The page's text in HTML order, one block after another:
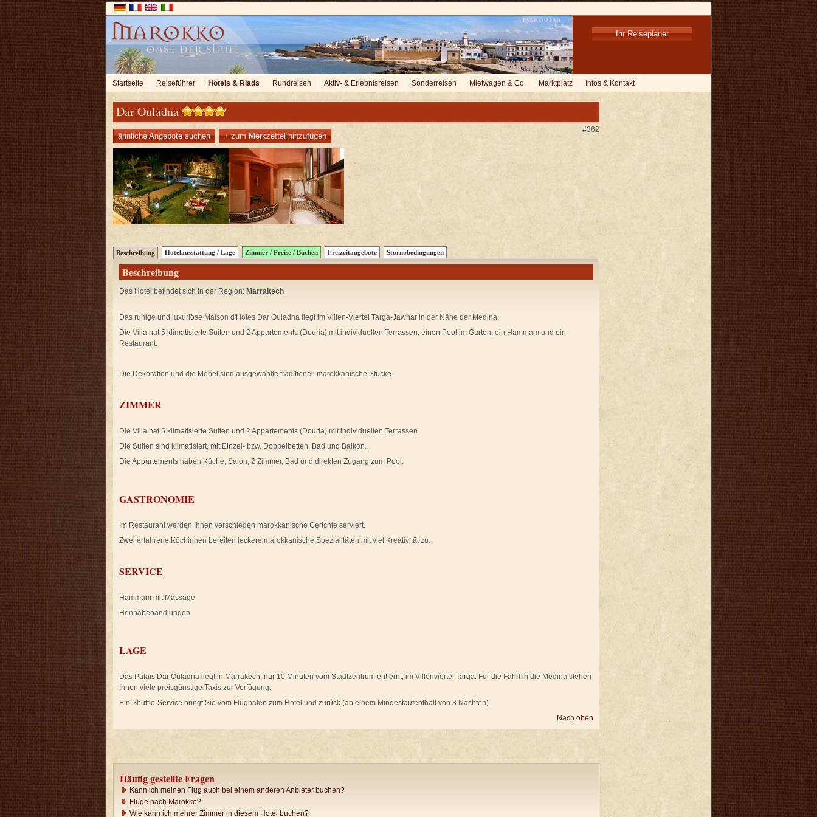
Ihr Reiseplaner
Startseite Reiseführer Hotels & Riads Rundreisen Aktiv- & Erlebnisreisen Sonderreisen Mietwagen & Co. Marktplatz Infos & Kontakt
Dar Ouladna
ähnliche Angebote suchen + zum Merkzettel hinzufügen
#362
Beschreibung Hotelausstattung / Lage Zimmer / Preise / Buchen Freizeitangebote Stornobedingungen
Beschreibung
Das Hotel befindet sich in der Region: Marrakech
Das ruhige und luxuriöse Maison d'Hotes Dar Ouladna liegt im Villen-Viertel Targa-Jawhar in der Nähe der Medina.
Die Villa hat 5 klimatisierte Suiten und 2 Appartements (Douria) mit individuellen Terrassen, einen Pool im Garten, ein Hammam und ein
Restaurant.
Die Dekoration und die Möbel sind ausgewählte traditionell marokkanische Stücke.
ZIMMER
Die Villa hat 5 klimatisierte Suiten und 2 Appartements (Douria) mit individuellen Terrassen
Die Suiten sind klimatisiert, mit Einzel- bzw. Doppelbetten, Bad und Balkon.
Die Appartements haben Küche, Salon, 2 Zimmer, Bad und direkten Zugang zum Pool.
GASTRONOMIE
Im Restaurant werden Ihnen verschieden marokkanische Gerichte serviert.
Zwei erfahrene Köchinnen bereiten leckere marokkanische Spezialitäten mit viel Kreativität zu.
SERVICE
Hammam mit Massage
Hennabehandlungen
LAGE
Das Palais Dar Ouladna liegt in Marrakech, nur 10 Minuten vom Stadtzentrum entfernt, im Villenviertel Targa. Für die Fahrt in die Medina stehen
Ihnen viele preisgünstige Taxis zur Verfügung.
Ein Shuttle-Service bringt Sie vom Flughafen zum Hotel und zurück (ab einem Mindestaufenthalt von 3 Nächten)
Nach oben
Häufig gestellte Fragen
Kann ich meinen Flug auch bei einem anderen Anbieter buchen?
Flüge nach Marokko?
Wie kann ich mehrer Zimmer in diesem Hotel buchen?